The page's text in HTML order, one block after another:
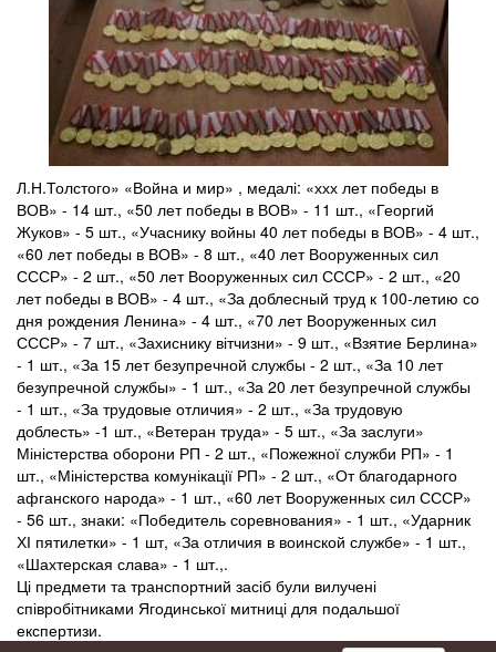
Л.Н.Толстого» «Война и мир» , медалі: «ххх лет победы в
ВОВ» - 14 шт., «50 лет победы в ВОВ» - 11 шт., «Георгий
Жуков» - 5 шт., «Учаснику войны 40 лет победы в ВОВ» - 4 шт.,
«60 лет победы в ВОВ» - 8 шт., «40 лет Вооруженных сил
СССР» - 2 шт., «50 лет Вооруженных сил СССР» - 2 шт., «20
лет победы в ВОВ» - 4 шт., «За доблесный труд к 100-летию со
дня рождения Ленина» - 4 шт., «70 лет Вооруженных сил
СССР» - 7 шт., «Захиснику вітчизни» - 9 шт., «Взятие Берлина»
- 1 шт., «За 15 лет безупречной службы - 2 шт., «За 10 лет
безупречной службы» - 1 шт., «За 20 лет безупречной службы
- 1 шт., «За трудовые отличия» - 2 шт., «За трудовую
доблесть» -1 шт., «Ветеран труда» - 5 шт., «За заслуги»
Міністерства оборони РП - 2 шт., «Пожежної служби РП» - 1
шт., «Міністерства комунікації РП» - 2 шт., «От благодарного
афганского народа» - 1 шт., «60 лет Вооруженных сил СССР»
- 56 шт., знаки: «Победитель соревнования» - 1 шт., «Ударник
ХІ пятилетки» - 1 шт, «За отличия в воинской службе» - 1 шт.,
«Шахтерская слава» - 1 шт.,.
Ці предмети та транспортний засіб були вилучені
співробітниками Ягодинської митниці для подальшої
експертизи.